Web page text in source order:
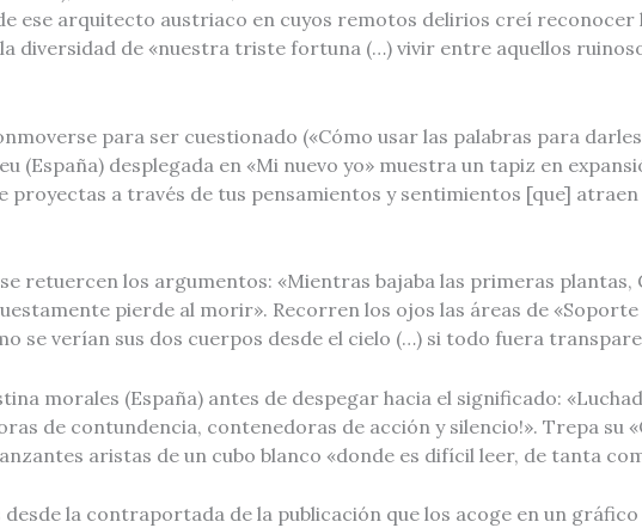
ese arquitecto austriaco en cuyos remotos delirios creí
diversidad de «nuestra triste fortuna (…) vivir entre aquellos
para ser cuestionado («Cómo usar las palabras para
(España) desplegada en «Mi nuevo yo» muestra un tapiz en
a través de tus pensamientos y sentimientos [que]
retuercen los argumentos: «Mientras bajaba las primeras plantas,
pierde al morir». Recorren los ojos las áreas de
se verían sus dos cuerpos desde el cielo (…) si todo fuera
morales (España) antes de despegar hacia el significado:
de contundencia, contenedoras de acción y silencio!». Trepa su
aristas de un cubo blanco «donde es difícil leer, de tanta
la contraportada de la publicación que los acoge en un